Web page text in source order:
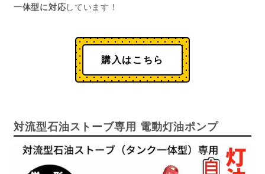
一体型に対応しています！
購入はこちら
対流型石油ストーブ専用 電動灯油ポンプ